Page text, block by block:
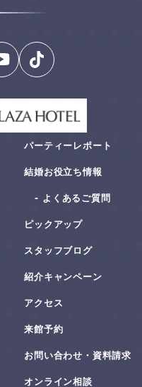
パーティーレポート
結婚お役⽴ち情報
よくあるご質問
ピックアップ
スタッフブログ
紹介キャンペーン
アクセス
来館予約
お問い合わせ・資料請求
オンライン相談